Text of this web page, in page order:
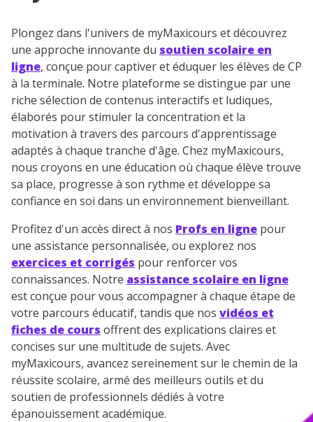
Plongez dans l'univers de myMaxicours et découvrez
une approche innovante du soutien scolaire en
ligne, conçue pour captiver et éduquer les élèves de CP
à la terminale. Notre plateforme se distingue par une
riche sélection de contenus interactifs et ludiques,
élaborés pour stimuler la concentration et la
motivation à travers des parcours d'apprentissage
adaptés à chaque tranche d'âge. Chez myMaxicours,
nous croyons en une éducation où chaque élève trouve
sa place, progresse à son rythme et développe sa
confiance en soi dans un environnement bienveillant.
Profitez d'un accès direct à nos Profs en ligne pour
une assistance personnalisée, ou explorez nos
exercices et corrigés pour renforcer vos
connaissances. Notre assistance scolaire en ligne
est conçue pour vous accompagner à chaque étape de
votre parcours éducatif, tandis que nos vidéos et
fiches de cours offrent des explications claires et
concises sur une multitude de sujets. Avec
myMaxicours, avancez sereinement sur le chemin de la
réussite scolaire, armé des meilleurs outils et du
soutien de professionnels dédiés à votre
épanouissement académique.